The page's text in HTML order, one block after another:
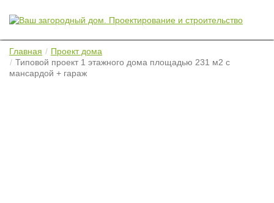
Главная
Проект дома
Типовой проект 1 этажного дома площадью 231 м2 с
мансардой + гараж